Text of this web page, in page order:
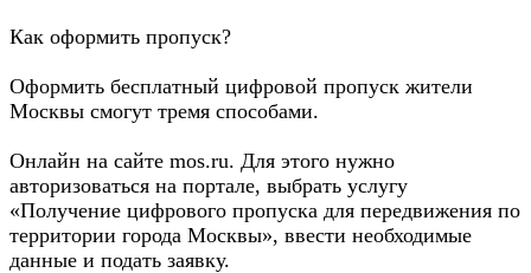
Как оформить пропуск?
Оформить бесплатный цифровой пропуск жители
Москвы смогут тремя способами.
Онлайн на сайте mos.ru. Для этого нужно
авторизоваться на портале, выбрать услугу
«Получение цифрового пропуска для передвижения по
территории города Москвы», ввести необходимые
данные и подать заявку.